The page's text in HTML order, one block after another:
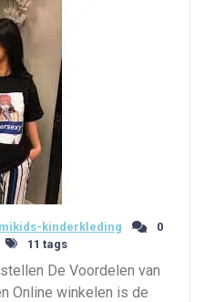
kinderkleding
0
11 tags
De Voordelen van
Online winkelen is de